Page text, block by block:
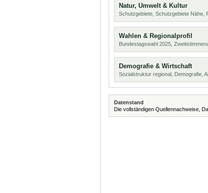
Natur, Umwelt & Kultur
Schutzgebiete, Schutzgebiete Nähe,
Wahlen & Regionalprofil
Bundestagswahl 2025,
Demografie & Wirtschaft
Sozialstruktur regional, Demografie,
Datenstand
Die vollständigen Quellennachweise,